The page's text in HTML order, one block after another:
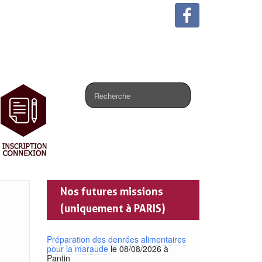
Nos futures missions
(uniquement à PARIS)
Préparation des denrées alimentaires
pour la maraudele 08/08/2026 à
Pantin